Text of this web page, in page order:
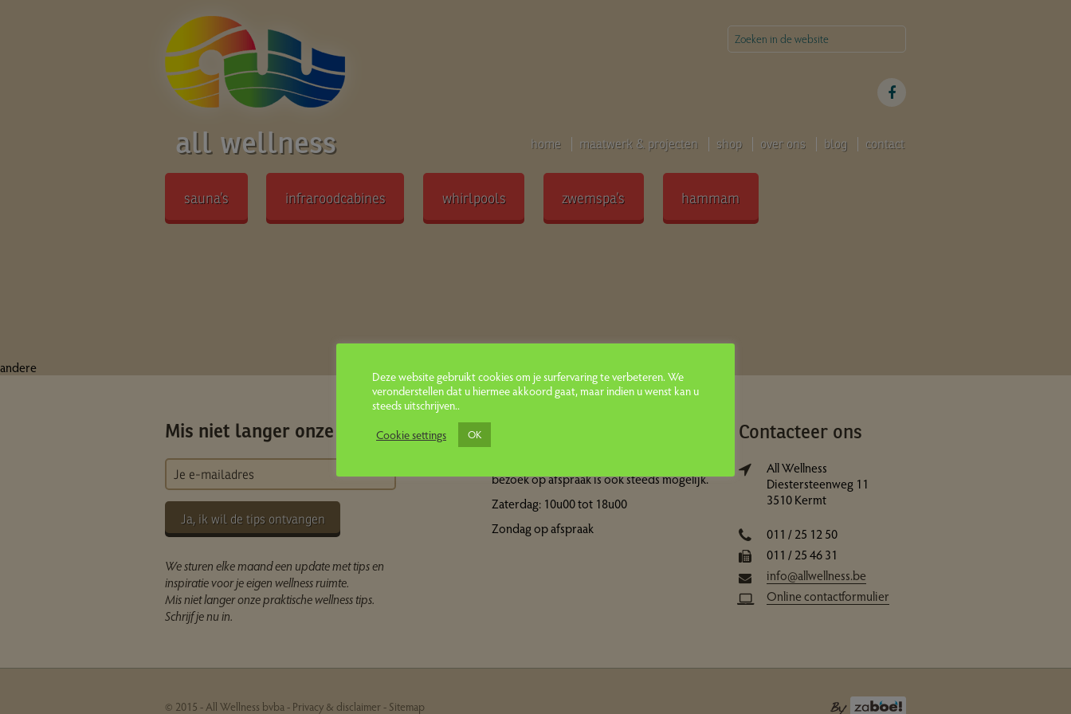
all wellness home maatwerk & projecten shop over ons blog contact
sauna’s infraroodcabines whirlpools zwemspa’s hammam
andere
Mis niet langer onze tips
Ja, ik wil de tips ontvangen
We sturen elke maand een update met tips en
inspiratie voor je eigen wellness ruimte.
Mis niet langer onze praktische wellness tips.
Schrijf je nu in.
bezoek op afspraak is ook steeds mogelijk.
Zaterdag: 10u00 tot 18u00
Zondag op afspraak
Contacteer ons
All Wellness
Diestersteenweg 11
3510 Kermt
011 / 25 12 50
011 / 25 46 31
info@allwellness.be
Online contactformulier
© 2015 - All Wellness bvba - Privacy & disclaimer- Sitemap
Deze website gebruikt cookies om je surfervaring te verbeteren. We
veronderstellen dat u hiermee akkoord gaat, maar indien u wenst kan u
steeds uitschrijven..
Cookie settings
OK